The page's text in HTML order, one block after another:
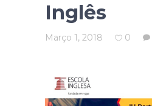
Inglês
Março 1, 2018 0